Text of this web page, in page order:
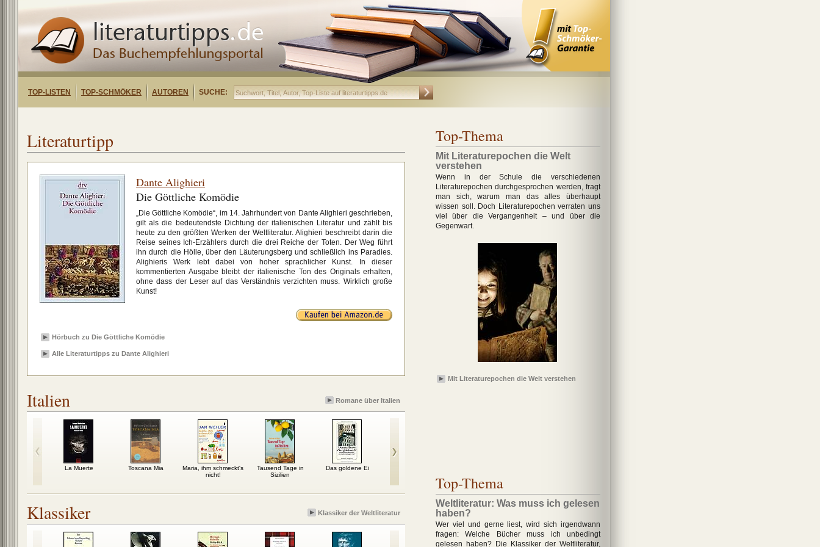
TOP-LISTEN TOP-SCHMÖKER AUTOREN SUCHE:
Literaturtipp
Dante Alighieri
Die Göttliche Komödie
„Die Göttliche Komödie“, im 14. Jahrhundert von Dante Alighieri geschrieben,
gilt als die bedeutendste Dichtung der italienischen Literatur und zählt bis
heute zu den größten Werken der Weltliteratur. Alighieri beschreibt darin die
Reise seines Ich-Erzählers durch die drei Reiche der Toten. Der Weg führt
ihn durch die Hölle, über den Läuterungsberg und schließlich ins Paradies.
Alighieris Werk lebt dabei von hoher sprachlicher Kunst. In dieser
kommentierten Ausgabe bleibt der italienische Ton des Originals erhalten,
ohne dass der Leser auf das Verständnis verzichten muss. Wirklich große
Kunst!
Hörbuch zu Die Göttliche Komödie
Alle Literaturtipps zu Dante Alighieri
Italien Romane über Italien
La Muerte Toscana Mia
Maria, ihm schmeckt's
nicht!
Tausend Tage in
Sizilien
Das goldene Ei
Klassiker Klassiker der Weltliteratur
Top-Thema
Mit Literaturepochen die Welt
verstehen
Wenn in der Schule die verschiedenen
Literaturepochen durchgesprochen werden, fragt
man sich, warum man das alles überhaupt
wissen soll. Doch Literaturepochen verraten uns
viel über die Vergangenheit – und über die
Gegenwart.
Mit Literaturepochen die Welt verstehen
Top-Thema
Weltliteratur: Was muss ich gelesen
haben?
Wer viel und gerne liest, wird sich irgendwann
fragen: Welche Bücher muss ich unbedingt
gelesen haben? Die Klassiker der Weltliteratur,